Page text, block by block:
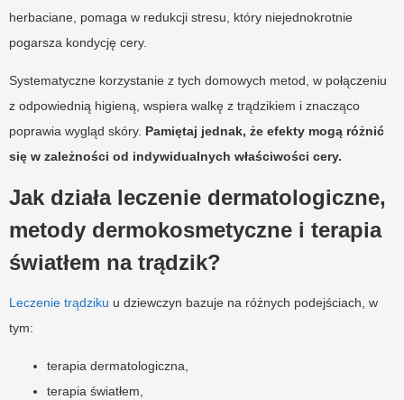
herbaciane, pomaga w redukcji stresu, który niejednokrotnie
pogarsza kondycję cery.
Systematyczne korzystanie z tych domowych metod, w połączeniu
z odpowiednią higieną, wspiera walkę z trądzikiem i znacząco
poprawia wygląd skóry. Pamiętaj jednak, że efekty mogą różnić
się w zależności od indywidualnych właściwości cery.
Jak działa leczenie dermatologiczne,
metody dermokosmetyczne i terapia
światłem na trądzik?
Leczenie trądziku u dziewczyn bazuje na różnych podejściach, w
tym:
terapia dermatologiczna,
terapia światłem,